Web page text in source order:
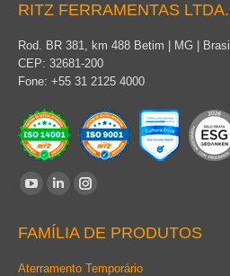
RITZ FERRAMENTAS LTDA.
Rod. BR 381, km 488 Betim | MG | Brasil
CEP: 32681-200
Fone: +55 31 2125 4000
Encontre-nos em:
opens
in
Linkedin
opens
in
Instagram
opens
in
FAMÍLIA DE PRODUTOS
Aterramento Temporário